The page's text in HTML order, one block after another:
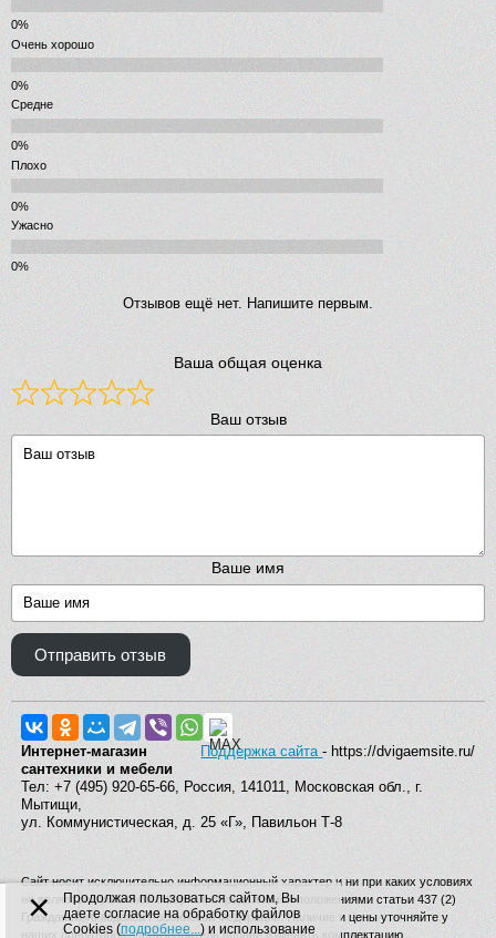
Очень хорошо
Средне
Плохо
Ужасно
Отзывов ещё нет. Напишите первым.
Ваша общая оценка
Ваш отзыв
Ваше имя
Отправить отзыв
Поддержка сайта- https://dvigaemsite.ru/
Интернет-магазин
сантехники и мебели
Тел: +7 (495) 920-65-66, Россия, 141011, Московская обл., г.
Мытищи,
ул. Коммунистическая, д. 25 «Г», Павильон Т-8
Сайт носит исключительно информационный характер и ни при каких условиях
не является публичной офертой, определяемой положениями статьи 437 (2)
Гражданского кодекса Российской Федерации. Наличие и цены уточняйте у
наших операторов. Производитель вправе изменять комплектацию,
×
Продолжая пользоваться сайтом, Вы
даете согласие на обработку файлов
Cookies (подробнее...) и использование